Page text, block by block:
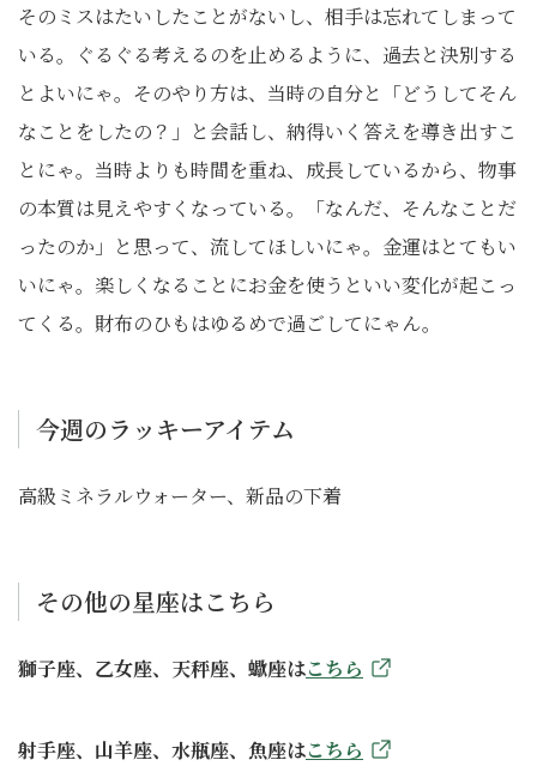
そのミスはたいしたことがないし、相手は忘れてしまって
いる。ぐるぐる考えるのを止めるように、過去と決別する
とよいにゃ。そのやり方は、当時の自分と「どうしてそん
なことをしたの？」と会話し、納得いく答えを導き出すこ
とにゃ。当時よりも時間を重ね、成長しているから、物事
の本質は見えやすくなっている。「なんだ、そんなことだ
ったのか」と思って、流してほしいにゃ。金運はとてもい
いにゃ。楽しくなることにお金を使うといい変化が起こっ
てくる。財布のひもはゆるめで過ごしてにゃん。
今週のラッキーアイテム
高級ミネラルウォーター、新品の下着
その他の星座はこちら
獅子座、乙女座、天秤座、蠍座はこちら
射手座、山羊座、水瓶座、魚座はこちら